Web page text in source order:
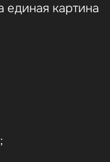
единая картина